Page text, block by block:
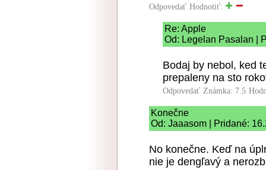
Odpovedať Hodnotiť:
Re: Apple
Od: Legelan Pasalan |
Bodaj by nebol, ked
prepaleny na sto
Odpovedať Známka: 7.5
Konečne
Od: Jaaasom | Pridané:
No konečne. Keď na
nie je dengľavý a